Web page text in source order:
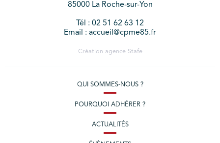
85000 La Roche-sur-Yon
Tél : 02 51 62 63 12
Email : accueil@cpme85.fr
Création agence Stafe
QUI SOMMES-NOUS ?
POURQUOI ADHÉRER ?
ACTUALITÉS